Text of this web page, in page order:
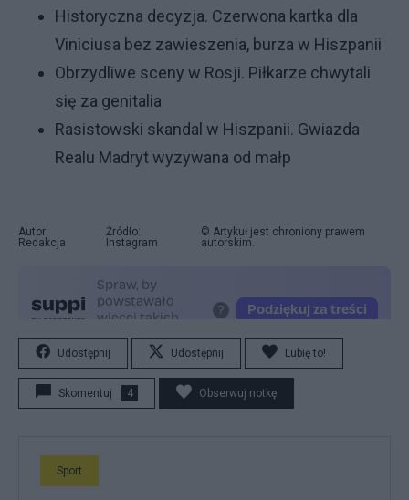
Historyczna decyzja. Czerwona kartka dla
Viniciusa bez zawieszenia, burza w Hiszpanii
Obrzydliwe sceny w Rosji. Piłkarze chwytali
się za genitalia
Rasistowski skandal w Hiszpanii. Gwiazda
Realu Madryt wyzywana od małp
Autor:
Redakcja
Źródło:
Instagram
© Artykuł jest chroniony prawem
autorskim.
Udostępnij Udostępnij Lubię to!
Skomentuj 4 Obserwuj notkę
Sport